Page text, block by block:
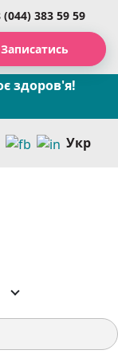
(044) 383 59 59
Записатись
здоров'я!
Укр